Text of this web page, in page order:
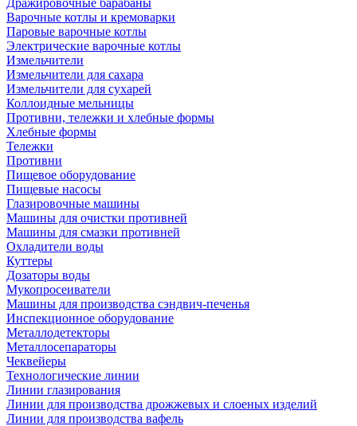
Дражировочные барабаны
Варочные котлы и кремоварки
Паровые варочные котлы
Электрические варочные котлы
Измельчители
Измельчители для сахара
Измельчители для сухарей
Коллоидные мельницы
Противни, тележки и хлебные формы
Хлебные формы
Тележки
Противни
Пищевое оборудование
Пищевые насосы
Глазировочные машины
Машины для очистки противней
Машины для смазки противней
Охладители воды
Куттеры
Дозаторы воды
Мукопросеиватели
Машины для производства сэндвич-печенья
Инспекционное оборудование
Металлодетекторы
Металлосепараторы
Чеквейеры
Технологические линии
Линии глазирования
Линии для производства дрожжевых и слоеных изделий
Линии для производства вафель